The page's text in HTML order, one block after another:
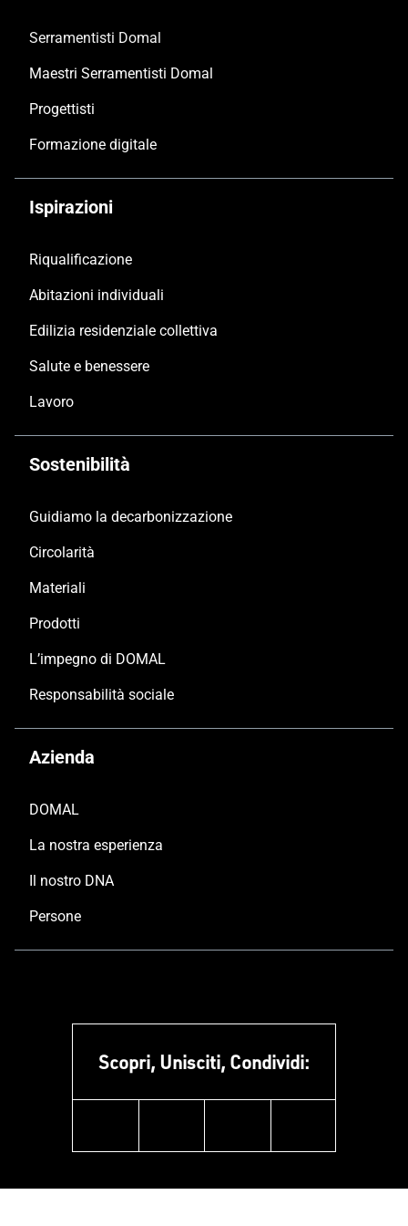
Serramentisti Domal
Maestri Serramentisti Domal
Progettisti
Formazione digitale
Ispirazioni
Riqualificazione
Abitazioni individuali
Edilizia residenziale collettiva
Salute e benessere
Lavoro
Sostenibilità
Guidiamo la decarbonizzazione
Circolarità
Materiali
Prodotti
L’impegno di DOMAL
Responsabilità sociale
Azienda
DOMAL
La nostra esperienza
Il nostro DNA
Persone
Scopri, Unisciti, Condividi: